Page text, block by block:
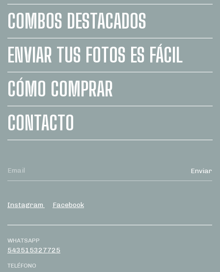
COMBOS DESTACADOS
ENVIAR TUS FOTOS ES FÁCIL
CÓMO COMPRAR
CONTACTO
Instagram Facebook
WHATSAPP
543515327725
TELÉFONO